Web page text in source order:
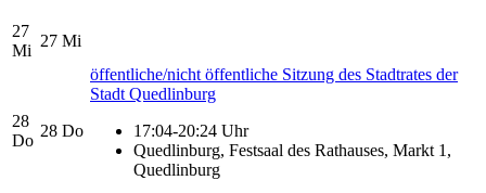
27
Mi
27 Mi
28
Do
28 Do
öffentliche/nicht öffentliche Sitzung des Stadtrates der
Stadt Quedlinburg
17:04-20:24 Uhr
Quedlinburg, Festsaal des Rathauses, Markt 1,
Quedlinburg